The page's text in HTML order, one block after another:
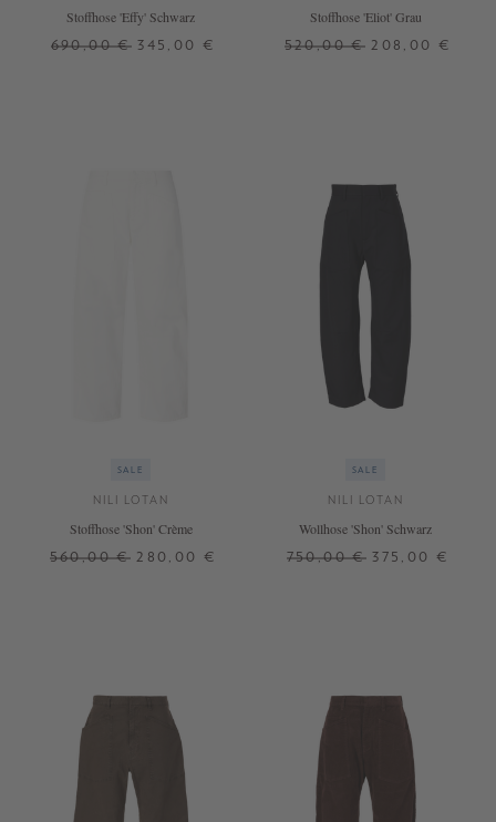
Stoffhose 'Effy' Schwarz
690,00 € 345,00 €
Stoffhose 'Eliot' Grau
520,00 € 208,00 €
SALE
NILI LOTAN
Stoffhose 'Shon' Crème
560,00 € 280,00 €
SALE
NILI LOTAN
Wollhose 'Shon' Schwarz
750,00 € 375,00 €